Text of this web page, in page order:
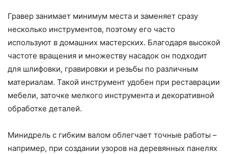
Гравер занимает минимум места и заменяет сразу
несколько инструментов, поэтому его часто
используют в домашних мастерских. Благодаря высокой
частоте вращения и множеству насадок он подходит
для шлифовки, гравировки и резьбы по различным
материалам. Такой инструмент удобен при реставрации
мебели, заточке мелкого инструмента и декоративной
обработке деталей.
Минидрель с гибким валом облегчает точные работы –
например, при создании узоров на деревянных панелях